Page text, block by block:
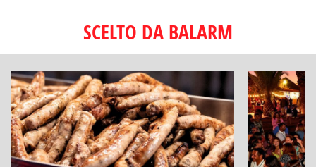
SCELTO DA BALARM